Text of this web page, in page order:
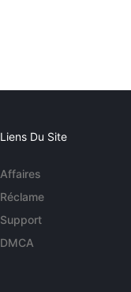
Liens Du Site
Affaires
Réclame
Support
DMCA